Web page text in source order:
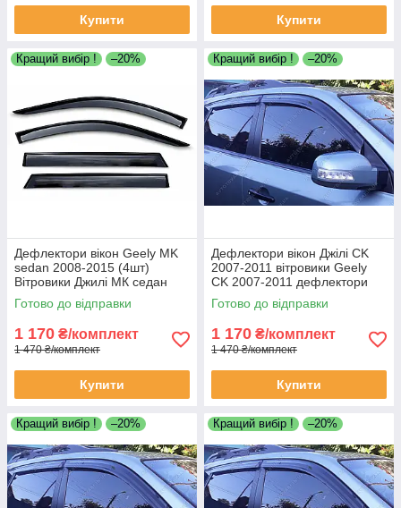
Купити Купити
Кращий вибір ! –20%
Дефлектори вікон Geely MK
sedan 2008-2015 (4шт)
Вітровики Джилі МК седан
дефлектори (4шт)
Готово до відправки
1 170 ₴/комплект
1 470 ₴/комплект
Купити
Кращий вибір ! –20%
Дефлектори вікон Джілі CK
2007-2011 вітровики Geely
CK 2007-2011 дефлектори
4шт
Готово до відправки
1 170 ₴/комплект
1 470 ₴/комплект
Купити
Кращий вибір ! –20% Кращий вибір ! –20%